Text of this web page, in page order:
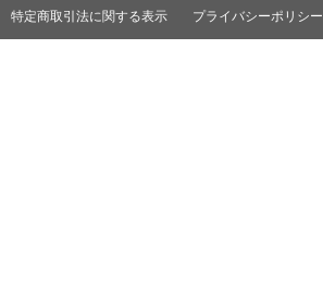
特定商取引法に関する表示 プライバシーポリシー